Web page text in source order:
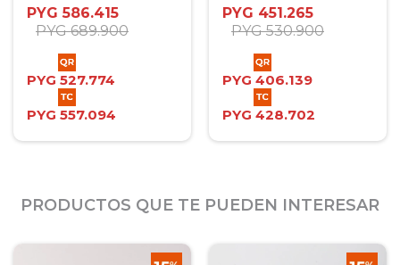
Twin Plus
PYG 586.415
PYG 689.900
PYG 527.774
PYG 557.094
PYG 451.265
PYG 530.900
PYG 406.139
PYG 428.702
PRODUCTOS QUE TE PUEDEN INTERESAR